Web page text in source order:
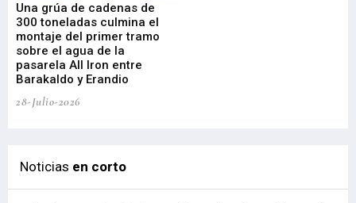
Una grúa de cadenas de
300 toneladas culmina el
montaje del primer tramo
sobre el agua de la
pasarela All Iron entre
Barakaldo y Erandio
28-Julio-2026
Noticias en corto